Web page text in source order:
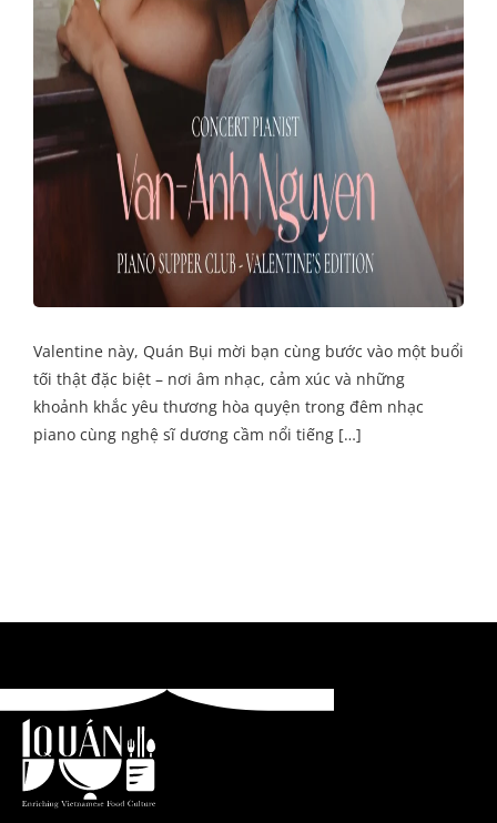
Valentine này, Quán Bụi mời bạn cùng bước vào một buổi
tối thật đặc biệt – nơi âm nhạc, cảm xúc và những
khoảnh khắc yêu thương hòa quyện trong đêm nhạc
piano cùng nghệ sĩ dương cầm nổi tiếng […]